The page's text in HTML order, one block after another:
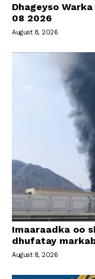
Dhageyso
08 2026
August 8, 2026
Imaaraadka oo
dhufatay
August 8, 2026